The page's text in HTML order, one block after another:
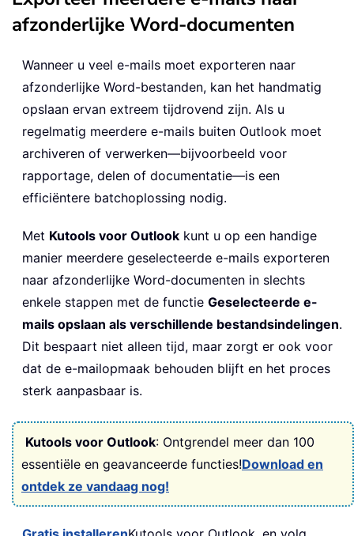
afzonderlijke Word-documenten
Wanneer u veel e-mails moet exporteren naar
afzonderlijke Word-bestanden, kan het handmatig
opslaan ervan extreem tijdrovend zijn. Als u
regelmatig meerdere e-mails buiten Outlook moet
archiveren of verwerken—bijvoorbeeld voor
rapportage, delen of documentatie—is een
efficiëntere batchoplossing nodig.
Met Kutools voor Outlook kunt u op een handige
manier meerdere geselecteerde e-mails exporteren
naar afzonderlijke Word-documenten in slechts
enkele stappen met de functie Geselecteerde e-
mails opslaan als verschillende bestandsindelingen.
Dit bespaart niet alleen tijd, maar zorgt er ook voor
dat de e-mailopmaak behouden blijft en het proces
sterk aanpasbaar is.
Kutools voor Outlook: Ontgrendel meer dan 100
essentiële en geavanceerde functies!Download en
ontdek ze vandaag nog!